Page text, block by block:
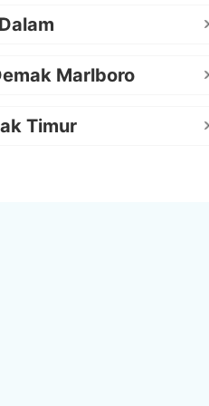
Marlboro
Timur